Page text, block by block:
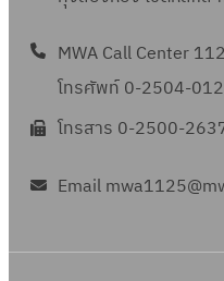
MWA Call Center
โทรศัพท์ 0-2504-
โทรสาร 0-2500-
Email